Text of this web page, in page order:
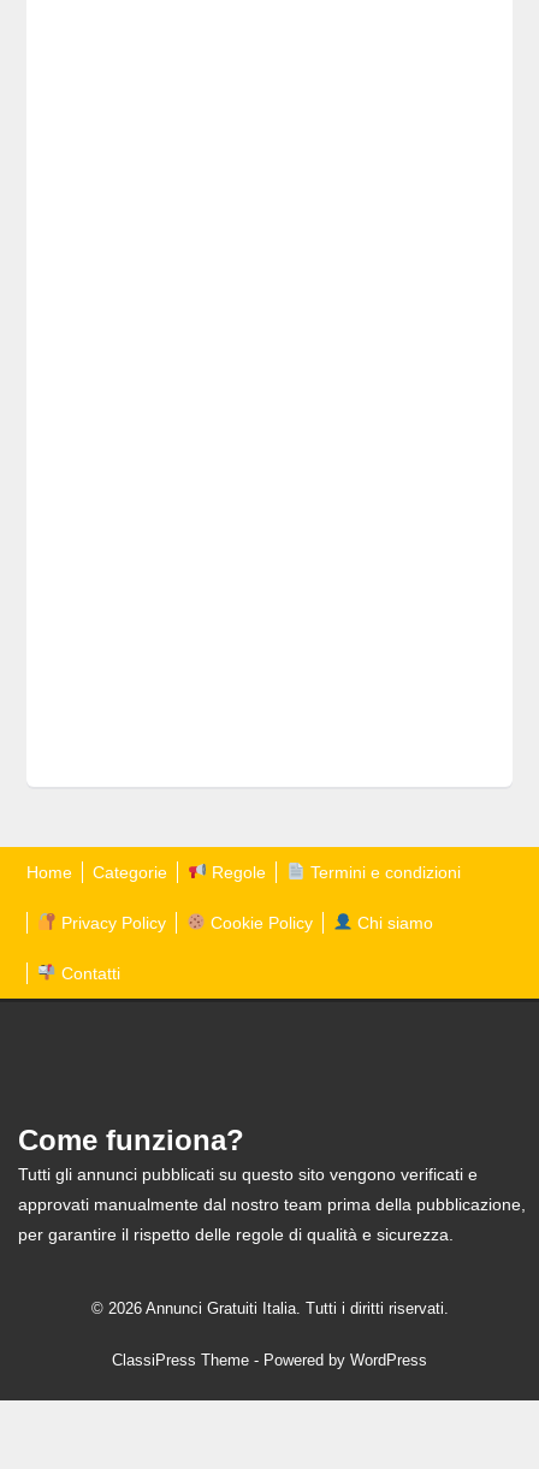
Home Categorie Regole Termini e condizioni
Privacy Policy Cookie Policy Chi siamo
Contatti
Come funziona?
Tutti gli annunci pubblicati su questo sito vengono verificati e
approvati manualmente dal nostro team prima della pubblicazione,
per garantire il rispetto delle regole di qualità e sicurezza.
© 2026 Annunci Gratuiti Italia. Tutti i diritti riservati.
ClassiPress Theme - Powered by WordPress